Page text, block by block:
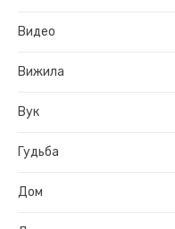
Видео
Вижила
Вук
Гудьба
Дом